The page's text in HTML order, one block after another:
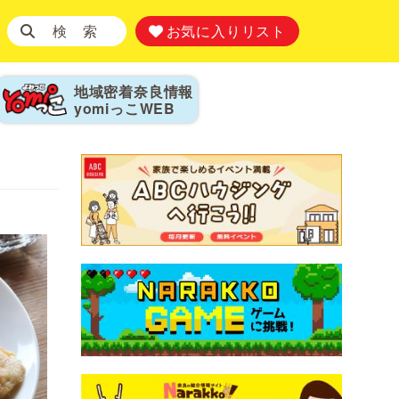
検 索 お気に入りリスト
地域密着奈良情報
yomiっこ WEB